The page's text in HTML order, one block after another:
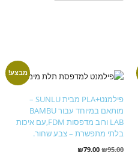
מבצע!
פילמנט+PLA מבית SUNLU –
מותאם במיוחד עבור BAMBU
LAB ורוב מדפסות FDM,עם איכות
בלתי מתפשרת – צבע שחור.
₪95.00
₪79.00